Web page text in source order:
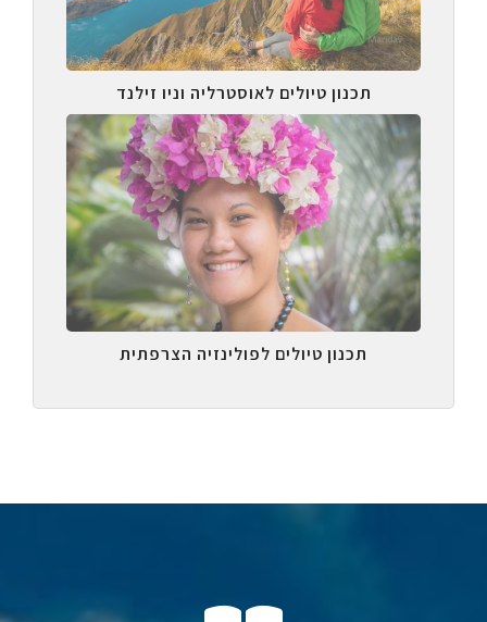
תכנון טיולים לאוסטרליה וניו זילנד
תכנון טיולים לפולינזיה הצרפתית